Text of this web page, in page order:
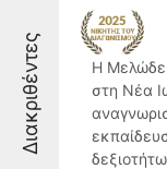
Διακριθέντες
Η
στη Νέα